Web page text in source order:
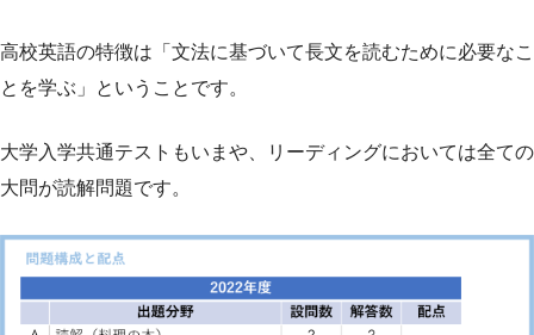
高校英語の特徴は「文法に基づいて長文を読むために必要なこ
とを学ぶ」ということです。
大学入学共通テストもいまや、リーディングにおいては全ての
大問が読解問題です。